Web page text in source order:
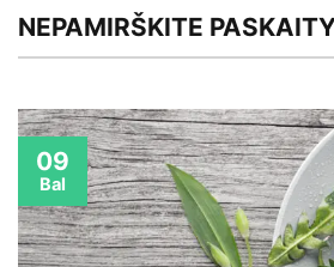
NEPAMIRŠKITE
09
Bal